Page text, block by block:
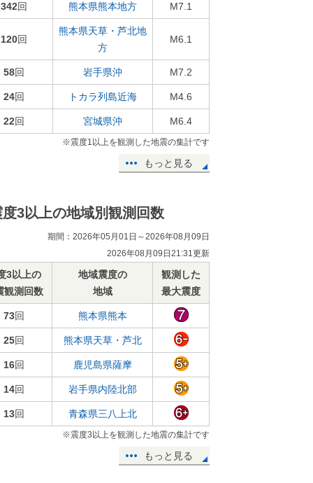
342回 熊本県熊本地方 M7.1
120回
熊本県天草・芦北地
方
M6.1
58回 岩手県沖 M7.2
24回 トカラ列島近海 M4.6
22回 宮城県沖 M6.4
※震度1以上を観測した地震の集計です
もっと見る
度3以上の地域別観測回数
期間：2026年05月01日～2026年08月09日
2026年08月09日21:31更新
3以上の
観測回数
地域震度の
地域
観測した
最大震度
73回 熊本県熊本
25回 熊本県天草・芦北
16回 鹿児島県薩摩
14回 岩手県内陸北部
13回 青森県三八上北
※震度3以上を観測した地震の集計です
もっと見る